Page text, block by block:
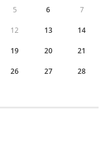
5 6 7
12 13 14
19 20 21
26 27 28